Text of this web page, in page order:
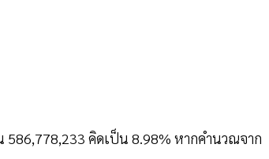
คิดเป็น 8.98% หากคำนวณจาก